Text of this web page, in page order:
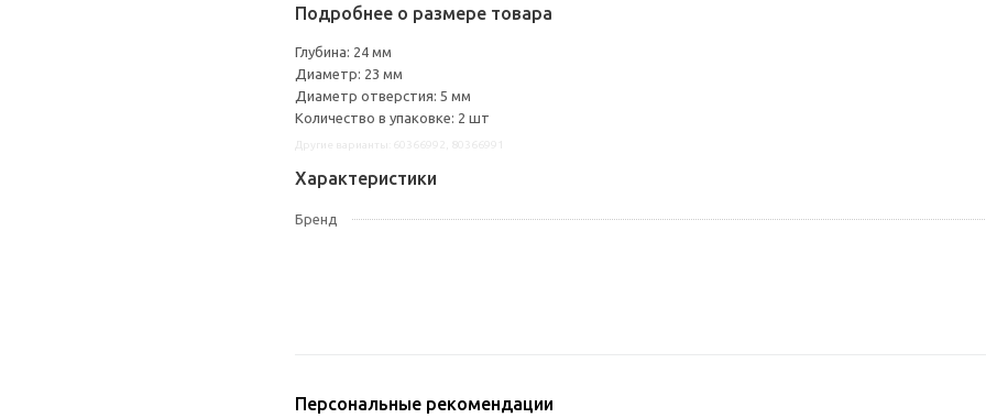
Подробнее о размере товара
Глубина: 24 мм
Диаметр: 23 мм
Диаметр отверстия: 5 мм
Количество в упаковке: 2 шт
Характеристики
Бренд
Персональные рекомендации